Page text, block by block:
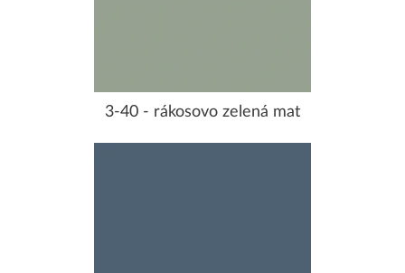
3-40 - rákosovo zelená mat